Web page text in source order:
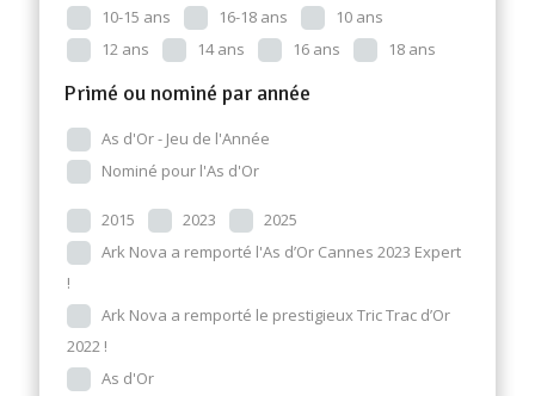
10-15 ans
16-18 ans
10 ans
12 ans
14 ans 16 ans 18 ans
Primé ou nominé par année
As d'Or - Jeu de l'Année
Nominé pour l'As d'Or
2015 2023
2025
Ark Nova a remporté l'As d’Or Cannes 2023 Expert
!
Ark Nova a remporté le prestigieux Tric Trac d’Or
2022 !
As d'Or